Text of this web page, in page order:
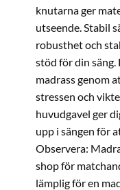
knutarna ger
utseende. Stabil
robusthet och
stöd för din
madrass genom
stressen och
huvudgavel ger
upp i sängen för
Observera:
shop för
lämplig för en